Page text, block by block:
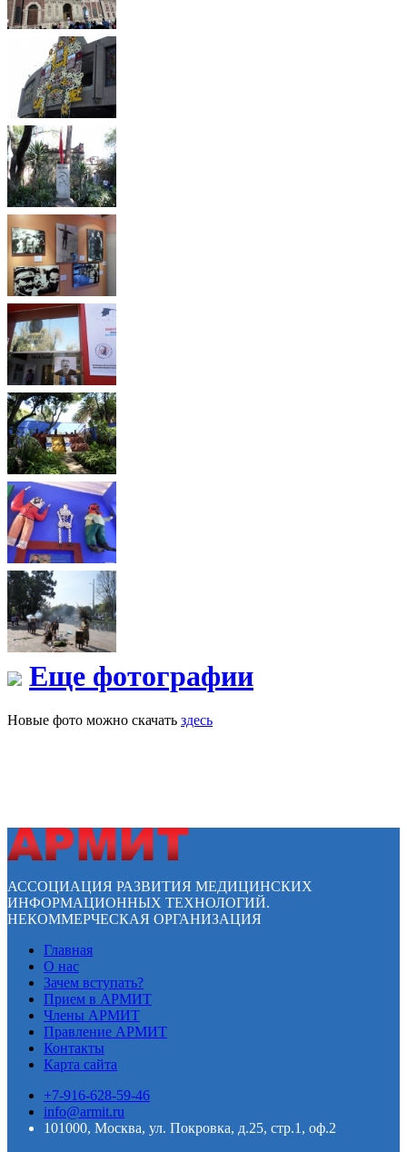
Еще фотографии
Новые фото можно скачать здесь
АССОЦИАЦИЯ РАЗВИТИЯ МЕДИЦИНСКИХ
ИНФОРМАЦИОННЫХ ТЕХНОЛОГИЙ.
НЕКОММЕРЧЕСКАЯ ОРГАНИЗАЦИЯ
Главная
О нас
Зачем вступать?
Прием в АРМИТ
Члены АРМИТ
Правление АРМИТ
Контакты
Карта сайта
+7-916-628-59-46
info@armit.ru
101000, Москва, ул. Покровка, д.25, стр.1, оф.2